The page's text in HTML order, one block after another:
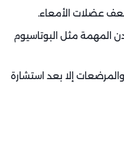
عضلات الأمعاء.
المهمة مثل البوتاسيوم
إلا بعد استشارة